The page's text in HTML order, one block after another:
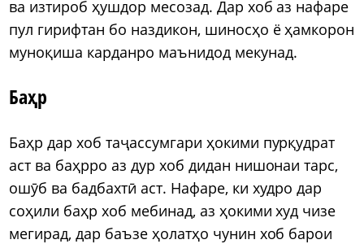
ва изтироб ҳушдор месозад. Дар хоб аз нафаре
пул гирифтан бо наздикон, шиносҳо ё ҳамкорон
муноқиша карданро маънидод мекунад.
Баҳр
Баҳр дар хоб таҷассумгари ҳокими пурқудрат
аст ва баҳрро аз дур хоб дидан нишонаи тарс,
ошӯб ва бадбахтӣ аст. Нафаре, ки худро дар
соҳили баҳр хоб мебинад, аз ҳокими худ чизе
мегирад, дар баъзе ҳолатҳо чунин хоб барои